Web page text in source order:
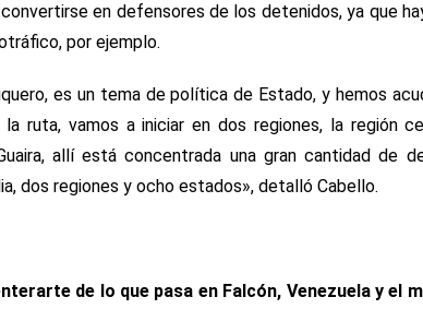
en defensores de los detenidos, ya que
por ejemplo.
es un tema de política de Estado, y hemos
la ruta, vamos a iniciar en dos regiones, la región
allí está concentrada una gran cantidad de
dos regiones y ocho estados», detalló Cabello.
de lo que pasa en Falcón, Venezuela y el